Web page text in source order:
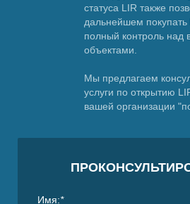
статуса LIR также
дальнейшем покупать
полный контроль над
объектами.
Мы предлагаем
услуги по открытию
вашей организации
Имя:*